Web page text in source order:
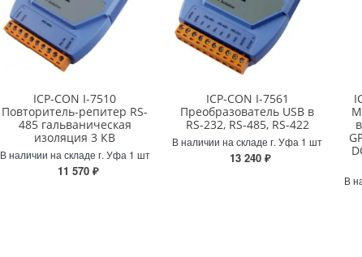
ICP-CON I-7510
Повторитель-репитер RS-
485 гальваническая
изоляция 3 КВ
В наличии на складе г. Уфа 1 шт
11 570 ₽
ICP-CON I-7561
Преобразователь USB в
RS-232, RS-485, RS-422
В наличии на складе г. Уфа 1 шт
13 240 ₽
В